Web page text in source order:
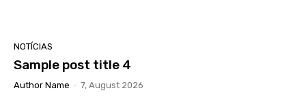
NOTÍCIAS
Sample post title 4
Author Name - 7, August 2026